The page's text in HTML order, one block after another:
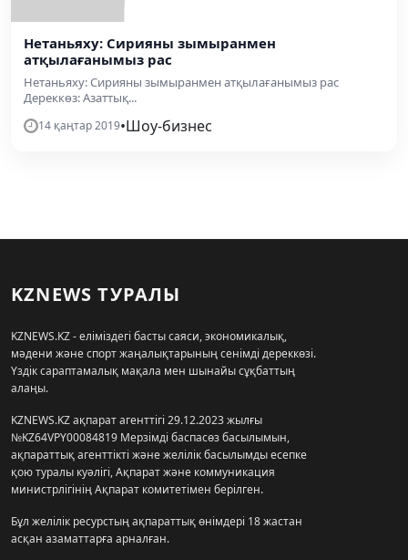
Нетаньяху: Сирияны зымыранмен
атқылағанымыз рас
Нетаньяху: Сирияны зымыранмен атқылағанымыз рас
Дереккөз: Азаттық...
14 қаңтар 2019•Шоу-бизнес
KZNEWS ТУРАЛЫ
KZNEWS.KZ - еліміздегі басты саяси, экономикалық,
мәдени және спорт жаңалықтарының сенімді дереккөзі.
Үздік сараптамалық мақала мен шынайы сұқбаттың
алаңы.
KZNEWS.KZ ақпарат агенттігі 29.12.2023 жылғы
№KZ64VPY00084819 Мерзімді баспасөз басылымын,
ақпараттық агенттікті және желілік басылымды есепке
қою туралы куәлігі, Ақпарат және коммуникация
министрлігінің Ақпарат комитетімен берілген.
Бұл желілік ресурстың ақпараттық өнімдері 18 жастан
асқан азаматтарға арналған.